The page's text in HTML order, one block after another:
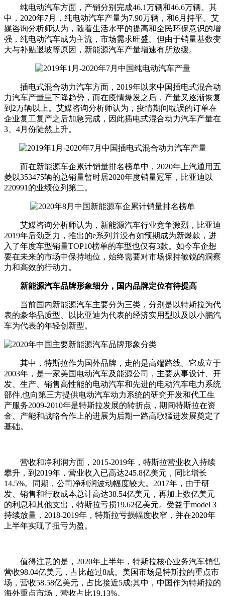
纯电动汽车方面，产销分别完成46.1万辆和46.6万辆。其
中，2020年7月，纯电动汽车产量为7.90万辆，和6月持平。艾
媒咨询分析师认为，随着生活水平的提高和全民环保意识的增
强，纯电动汽车成为主流，市场需求旺盛。但由于销量基数变
大与补贴退坡等原因，新能源汽车产量增速有所放缓。
插电式混合动力汽车方面，2019年以来中国插电式混合动
力汽车产量呈下降趋势，而在疫情爆发之后，产量又逐渐恢复
到2万辆以上。艾媒咨询分析师认为，疫情期间耽误的订单在
企业复工复产之后加急完成，因此插电式混合动力汽车产量在
3、4月份陡然上升。
而在新能源车企累计销量排名榜单中，2020年上汽通用五
菱以353475辆的总销量暂时居2020年度销量冠军，比亚迪以
220991的业绩位列第二。
艾媒咨询分析师认为，新能源汽车行业竞争激烈，比亚迪
2019年后劲乏力，推出的e系列并没有如预期成为新爆款，进
入了年度车型销量TOP10榜单的车型也仅有3款。如今车企想
要在未来的市场中保持地位，始终需要对市场保持敏锐的洞察
力和高效的行动力。
新能源汽车品牌形象细分，国内品牌定位有待提高
当前国内新能源汽车主要分为三类，分别是以特斯拉为代
表的豪华品质型、以比亚迪为代表的经济实用型以及以小鹏汽
车为代表的年轻创新型。
其中，特斯拉作为国外品牌，走的是高端路线。它成立于
2003年，是一家美国电动汽车及能源公司，主要从事设计、开
发、生产、销售高性能的电动汽车和先进的电动汽车电力系统
部件,也向第三方提供电动汽车动力系统的研究开发和代工生
产服务2009-2010年是特斯拉发展的转折点，期间特斯拉在资
金、产能和战略合作上的进展为后期一路高歌猛进发展奠定了
基础。
营收和净利润方面，2015-2019年，特斯拉营业收入持续
攀升，到2019年，营业收入已高达245.8亿美元，同比增长
14.5%。同期，公司净利润波动幅度较大。2017年，由于研
发、销售和行政成本总计高达38.54亿美元，再加上数亿美元
的利息和其他支出，特斯拉亏损19.62亿美元。受益于model 3
持续放量，2018-2019年，特斯拉亏损幅度收窄，并在2020年
上半年实现了扭亏为盈。
值得注意的是，2020年上半年，特斯拉核心业务汽车销售
营收98.04亿美元，占比超过8成。美国市场是特斯拉的重点市
场，营收58.58亿美元，占比接近5成;其中，中国作为特斯拉的
海外重点市场，营收占比19.13%。